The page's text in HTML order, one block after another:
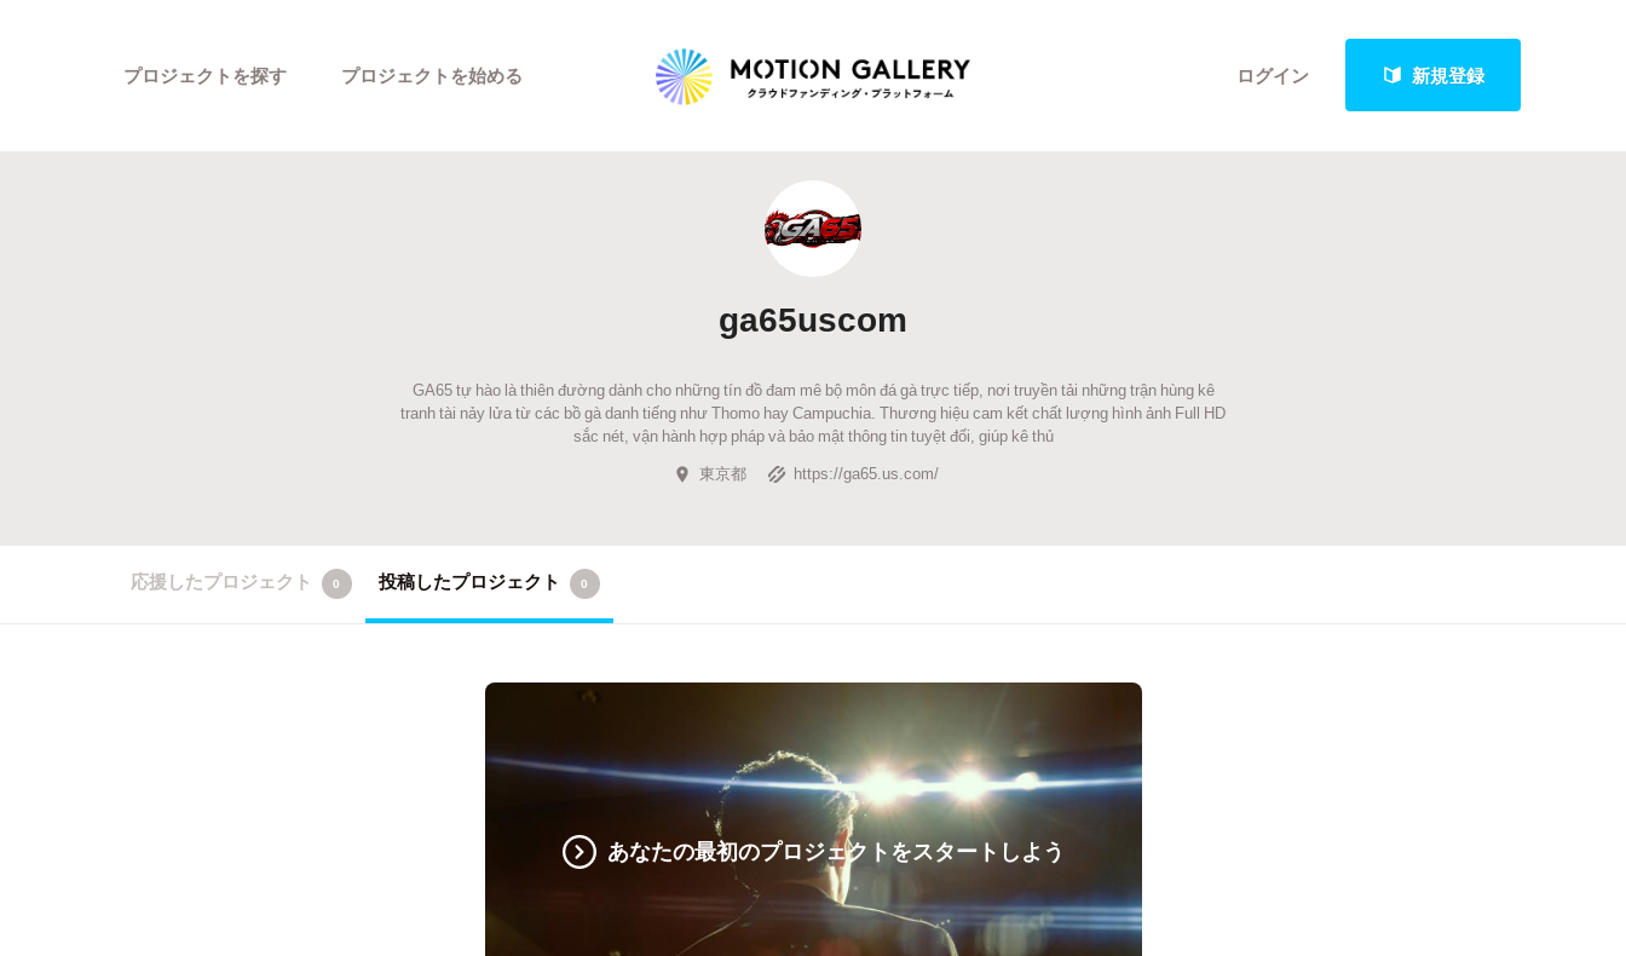
ログイン 新規登録
プロジェクトを探す
新着プロジェクト
Feature
Legendary
プロジェクトを始める
ga65uscom
GA65 tự hào là thiên đường dành cho những tín đồ đam mê bộ môn đá gà trực tiếp, nơi truyền tải những trận hùng kê
tranh tài nảy lửa từ các bồ gà danh tiếng như Thomo hay Campuchia. Thương hiệu cam kết chất lượng hình ảnh Full HD
sắc nét, vận hành hợp pháp và bảo mật thông tin tuyệt đối, giúp kê thủ
東京都
https://ga65.us.com/
応援したプロジェクト 0 投稿したプロジェクト 0
あなたの最初のプロジェクトをスタートしよう